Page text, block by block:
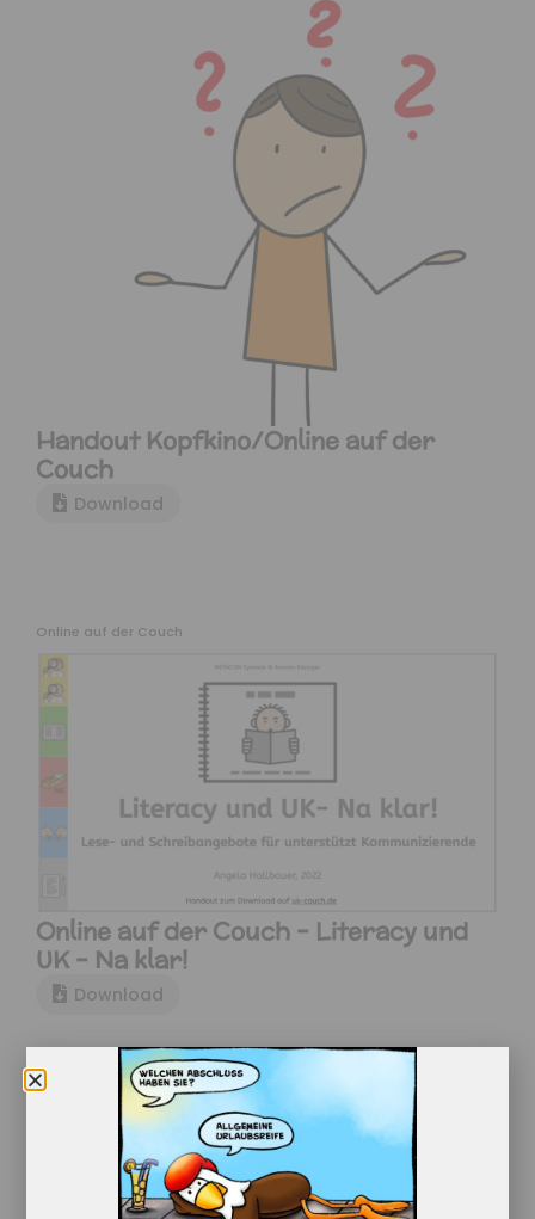
Handout Kopfkino/Online auf der
Couch
Download
Online auf der Couch
Online auf der Couch – Literacy und
UK – Na klar!
Download
Online auf der Couch